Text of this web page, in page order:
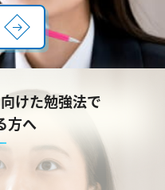
けた勉強法で
方へ